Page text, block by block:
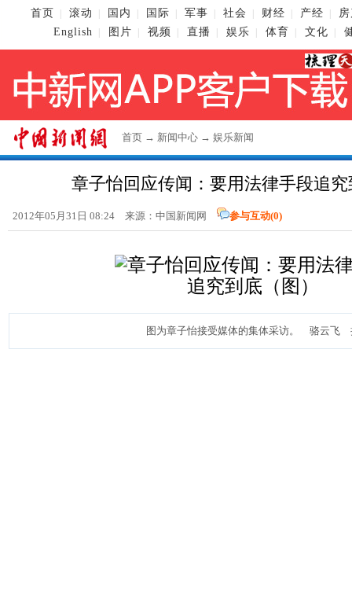
首页 滚动 国内 国际 军事 社会 财经 产经
English
图片 视频 直播 娱乐 体育 文化
首页 → 新闻中心 → 娱乐新闻
章子怡回应传闻：要用法律手段追
2012年05月31日 08:24 来源： 中国新闻网 参与互动(0)
图为章子怡接受媒体的集体采访。 骆云飞